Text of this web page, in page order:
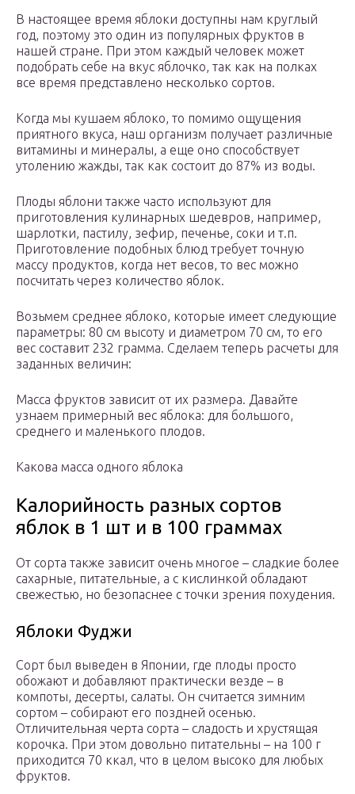
В настоящее время яблоки доступны нам круглый
год, поэтому это один из популярных фруктов в
нашей стране. При этом каждый человек может
подобрать себе на вкус яблочко, так как на полках
все время представлено несколько сортов.
Когда мы кушаем яблоко, то помимо ощущения
приятного вкуса, наш организм получает различные
витамины и минералы, а еще оно способствует
утолению жажды, так как состоит до 87% из воды.
Плоды яблони также часто используют для
приготовления кулинарных шедевров, например,
шарлотки, пастилу, зефир, печенье, соки и т.п.
Приготовление подобных блюд требует точную
массу продуктов, когда нет весов, то вес можно
посчитать через количество яблок.
Возьмем среднее яблоко, которые имеет следующие
параметры: 80 см высоту и диаметром 70 см, то его
вес составит 232 грамма. Сделаем теперь расчеты для
заданных величин:
Масса фруктов зависит от их размера. Давайте
узнаем примерный вес яблока: для большого,
среднего и маленького плодов.
Какова масса одного яблока
Калорийность разных сортов
яблок в 1 шт и в 100 граммах
От сорта также зависит очень многое – сладкие более
сахарные, питательные, а с кислинкой обладают
свежестью, но безопаснее с точки зрения похудения.
Яблоки Фуджи
Сорт был выведен в Японии, где плоды просто
обожают и добавляют практически везде – в
компоты, десерты, салаты. Он считается зимним
сортом – собирают его поздней осенью.
Отличительная черта сорта – сладость и хрустящая
корочка. При этом довольно питательны – на 100 г
приходится 70 ккал, что в целом высоко для любых
фруктов.